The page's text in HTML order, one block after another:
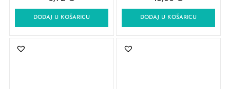
DODAJ U KOŠARICU DODAJ U KOŠARICU